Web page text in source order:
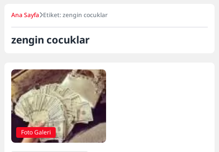
Ana Sayfa Etiket: zengin cocuklar
zengin cocuklar
Foto Galeri